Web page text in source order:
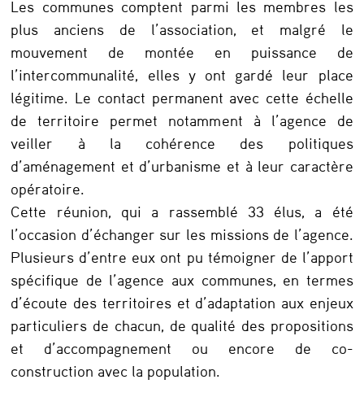
e
à
l
’
é
c
o
u
t
e
d
e
s
e
Les communes comptent parmi les membres les
plus anciens de l’association, et malgré le
mouvement de montée en puissance de
l’intercommunalité, elles y ont gardé leur place
légitime. Le contact permanent avec cette échelle
de territoire permet notamment à l’agence de
veiller à la cohérence des politiques
d’aménagement et d’urbanisme et à leur caractère
opératoire.
Cette réunion, qui a rassemblé 33 élus, a été
l’occasion d’échanger sur les missions de l’agence.
Plusieurs d’entre eux ont pu témoigner de l’apport
spécifique de l’agence aux communes, en termes
d’écoute des territoires et d’adaptation aux enjeux
particuliers de chacun, de qualité des propositions
et d’accompagnement ou encore de co-
construction avec la population.